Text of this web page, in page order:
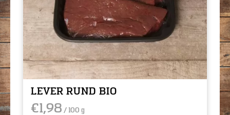
LEVER RUND BIO
€1,98 / 100 g